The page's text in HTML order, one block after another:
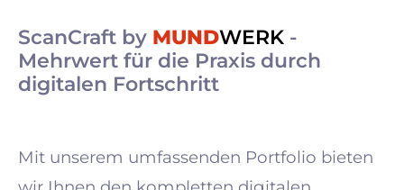
ScanCraft by MUNDWERK -
Mehrwert für die Praxis durch
digitalen Fortschritt
Mit unserem umfassenden Portfolio bieten